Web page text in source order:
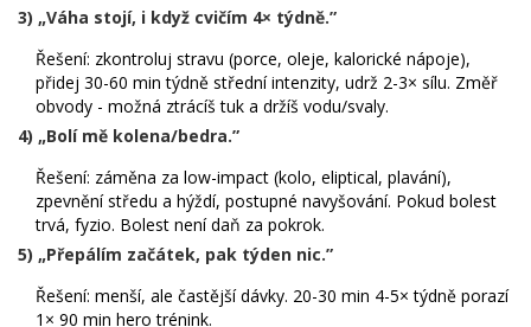
3) „Váha stojí, i když cvičím 4× týdně.”
Řešení: zkontroluj stravu (porce, oleje, kalorické nápoje),
přidej 30-60 min týdně střední intenzity, udrž 2-3× sílu. Změř
obvody - možná ztrácíš tuk a držíš vodu/svaly.
4) „Bolí mě kolena/bedra.”
Řešení: záměna za low-impact (kolo, eliptical, plavání),
zpevnění středu a hýždí, postupné navyšování. Pokud bolest
trvá, fyzio. Bolest není daň za pokrok.
5) „Přepálím začátek, pak týden nic.”
Řešení: menší, ale častější dávky. 20-30 min 4-5× týdně porazí
1× 90 min hero trénink.